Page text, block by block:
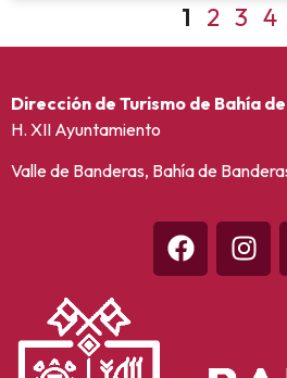
1 2 3 4
Dirección de Turismo de Bahía
H. XII Ayuntamiento
Valle de Banderas, Bahía de